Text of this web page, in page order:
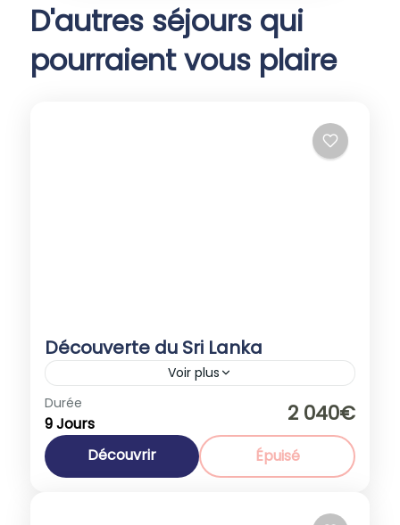
D'autres séjours qui
pourraient vous plaire
Découverte du Sri Lanka
Voir plus
Promotions
Sri Lanka
1-35 People
Durée
9 Jours 2 040€
Découvrir Épuisé